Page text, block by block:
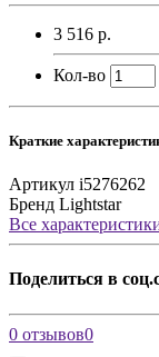
3 516 р.
Кол-во
Краткие
Артикул i5276262
Бренд Lightstar
Все
Поделиться в
0 отзывов0